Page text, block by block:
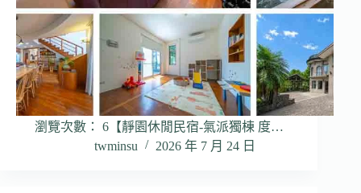
瀏覽次數： 6【靜園休閒民宿-氣派獨棟 度…
twminsu
2026 年 7 月 24 日